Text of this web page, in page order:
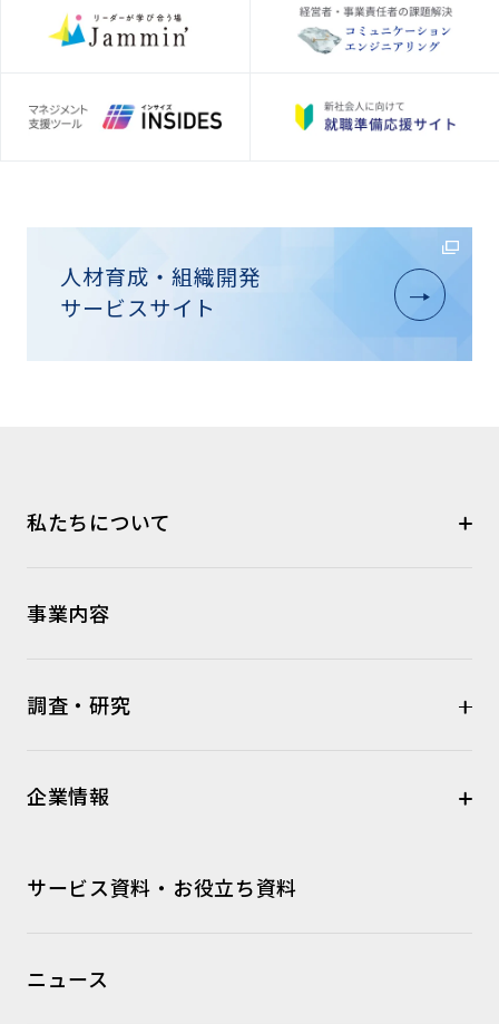
人材育成・組織開発
サービスサイト
私たちについて
事業内容
調査・研究
企業情報
サービス資料・お役立ち資料
ニュース